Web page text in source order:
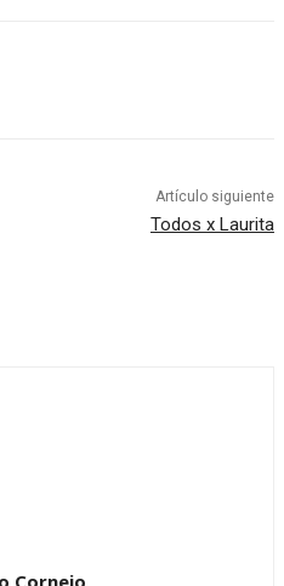
Artículo siguiente
Todos x Laurita